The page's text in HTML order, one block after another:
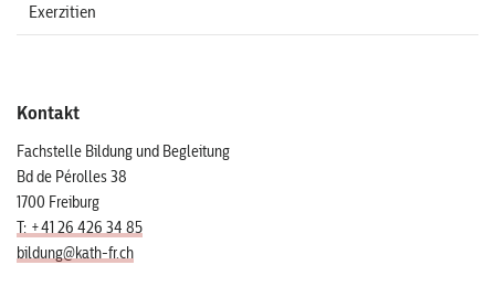
Exerzitien
Kontakt
Fachstelle Bildung und Begleitung
Bd de Pérolles 38
1700 Freiburg
T: +41 26 426 34 85
bildung@kath-fr.ch